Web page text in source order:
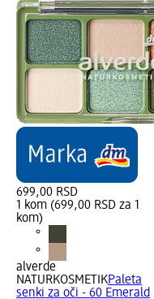
699,00 RSD
1 kom (699,00 RSD za 1
kom)
alverde
NATURKOSMETIKPaleta
senki za oči - 60 Emerald